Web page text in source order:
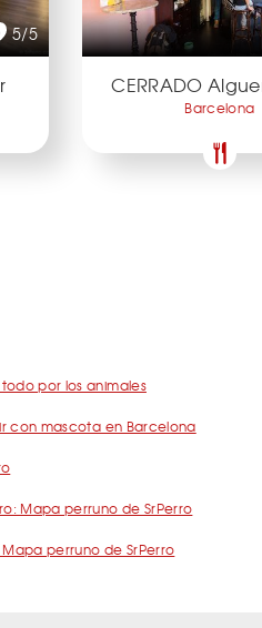
5/5
CERRADO
Barcelona
por los animales
con mascota en Barcelona
Mapa perruno de SrPerro
perruno de SrPerro